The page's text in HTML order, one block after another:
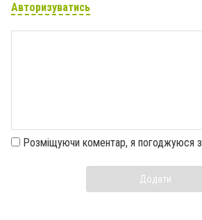
Авторизуватись
Розміщуючи коментар, я погоджуюся з
Додати